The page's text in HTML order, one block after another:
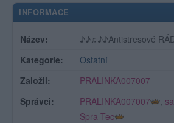
INFORMACE
Název:
♪♪♫♪♪Antistresové
Kategorie:
Ostatní
Založil:
PRALINKA007007
Správci:
PRALINKA007007 ,
Spra-Tec